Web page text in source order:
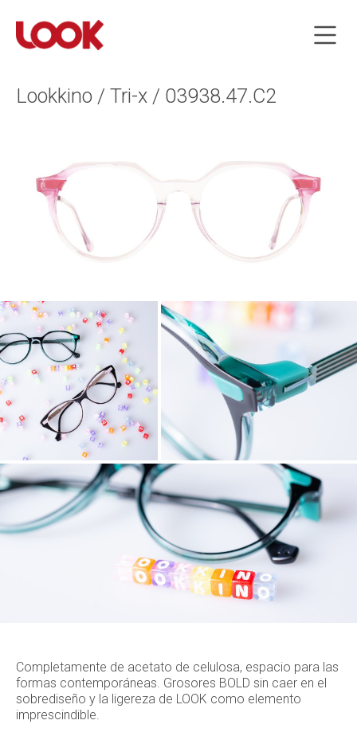
Lookkino / Tri-x / 03938.47.C2
Completamente de acetato de celulosa, espacio para las
formas contemporáneas. Grosores BOLD sin caer en el
sobrediseño y la ligereza de LOOK como elemento
imprescindible.